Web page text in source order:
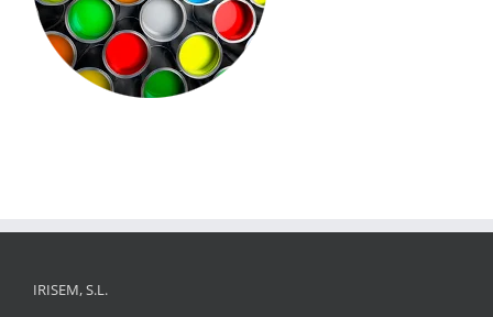
IRISEM, S.L.